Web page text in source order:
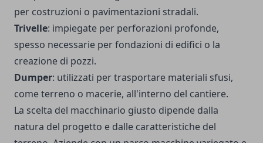
per costruzioni o pavimentazioni stradali.
Trivelle: impiegate per perforazioni profonde,
spesso necessarie per fondazioni di edifici o la
creazione di pozzi.
Dumper: utilizzati per trasportare materiali sfusi,
come terreno o macerie, all'interno del cantiere.
La scelta del macchinario giusto dipende dalla
natura del progetto e dalle caratteristiche del